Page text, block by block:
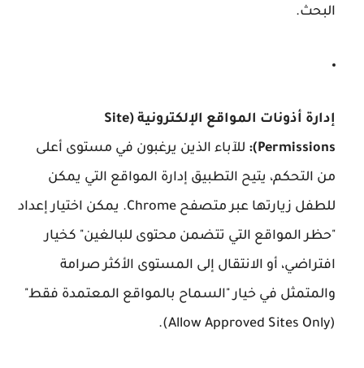
البحث.
إدارة أذونات المواقع الإلكترونية (Site
Permissions):
للآباء الذين يرغبون في مستوى أعلى
من التحكم، يتيح التطبيق إدارة المواقع التي يمكن
للطفل زيارتها عبر متصفح Chrome. يمكن اختيار إعداد
"حظر المواقع التي تتضمن محتوى للبالغين" كخيار
افتراضي، أو الانتقال إلى المستوى الأكثر صرامة
والمتمثل في خيار "السماح بالمواقع المعتمدة فقط"
(Allow Approved Sites Only).